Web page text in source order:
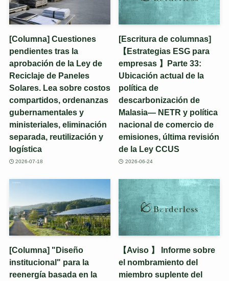
[Columna] Cuestiones
pendientes tras la
aprobación de la Ley de
Reciclaje de Paneles
Solares. Lea sobre costos
compartidos, ordenanzas
gubernamentales y
ministeriales, eliminación
separada, reutilización y
logística
2026-07-18
[Escritura de columnas]
【Estrategias ESG para
empresas 】Parte 33:
Ubicación actual de la
política de
descarbonización de
Malasia— NETR y política
nacional de comercio de
emisiones, última revisión
de la Ley CCUS
2026-06-24
[Columna] "Diseño
institucional" para la
reenergía basada en la
【Aviso 】 Informe sobre
el nombramiento del
miembro suplente del